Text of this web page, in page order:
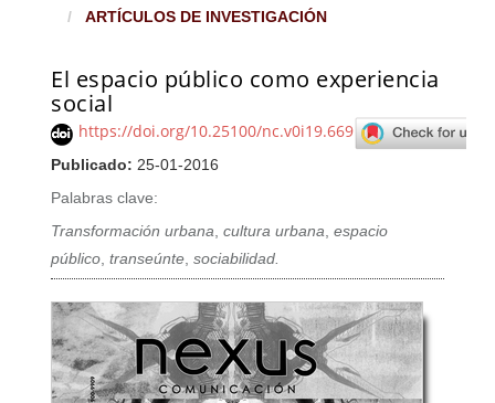
ARTÍCULOS DE INVESTIGACIÓN
El espacio público como experiencia
social
https://doi.org/10.25100/nc.v0i19.669
Publicado: 25-01-2016
Palabras clave:
Transformación urbana,cultura urbana,espacio
público,transeúnte,sociabilidad.
Barra lateral del artículo